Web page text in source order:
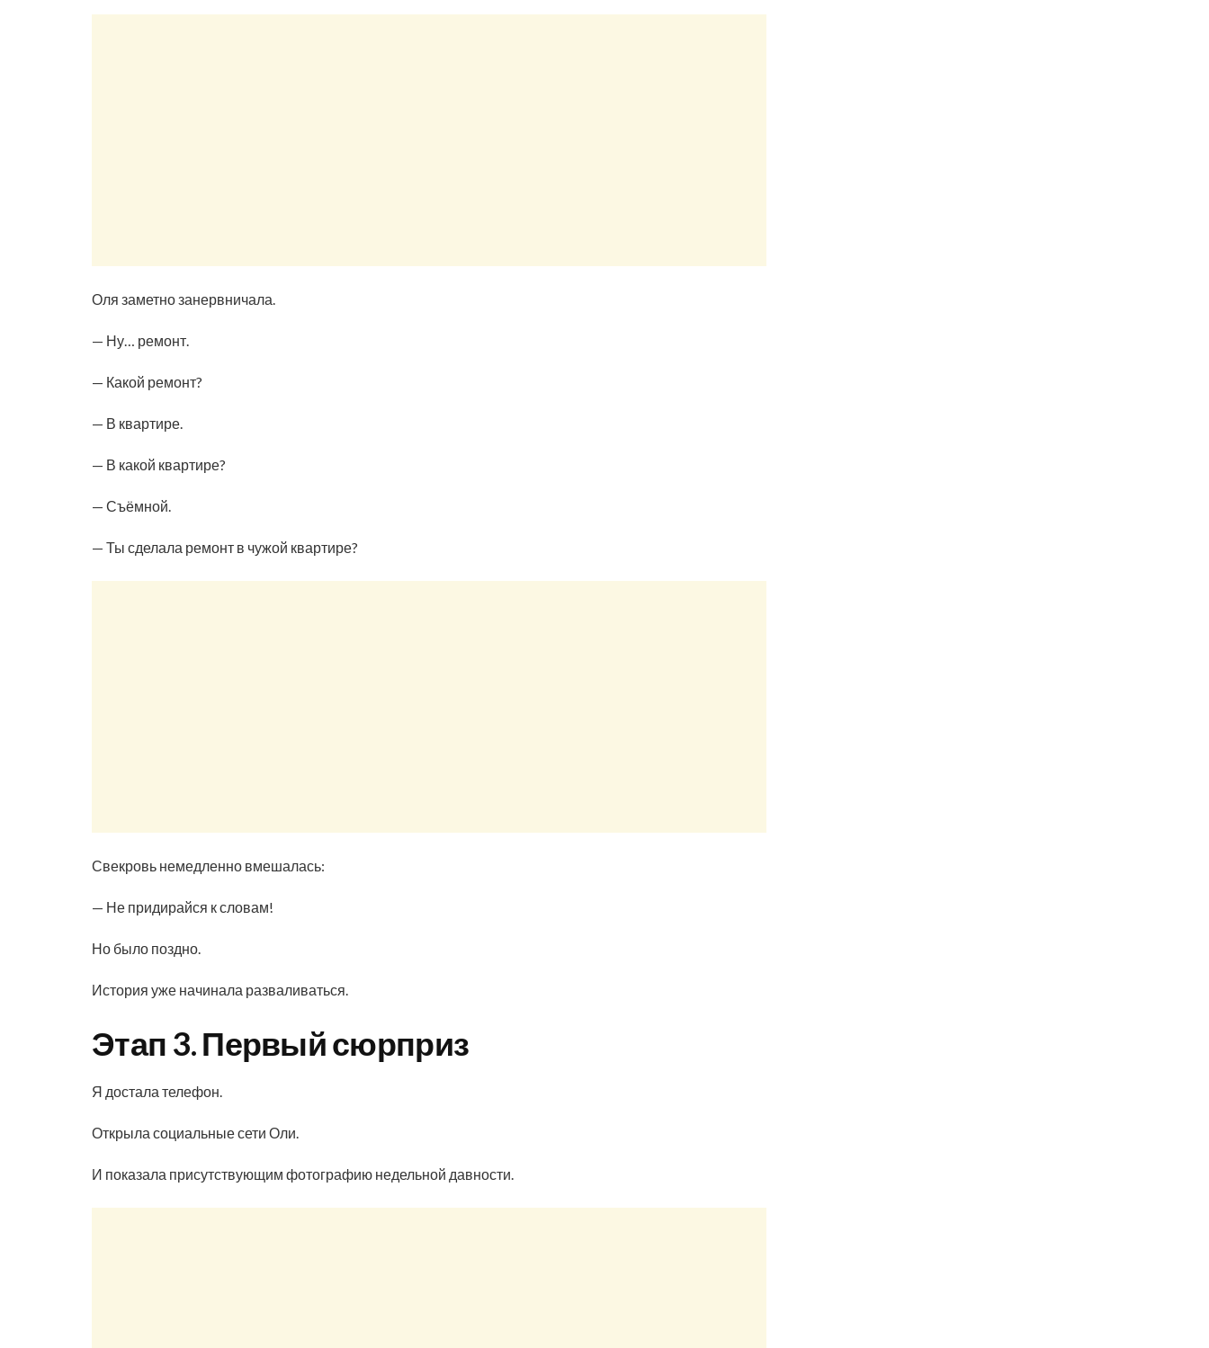
Оля заметно занервничала.
— Ну… ремонт.
— Какой ремонт?
— В квартире.
— В какой квартире?
— Съёмной.
— Ты сделала ремонт в чужой квартире?
Свекровь немедленно вмешалась:
— Не придирайся к словам!
Но было поздно.
История уже начинала разваливаться.
Этап 3. Первый сюрприз
Я достала телефон.
Открыла социальные сети Оли.
И показала присутствующим фотографию недельной давности.